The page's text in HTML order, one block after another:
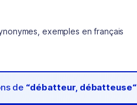
exemples en français
de “débatteur, débatteuse“